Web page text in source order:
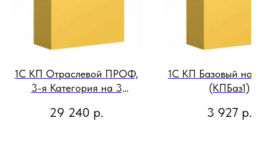
1С КП Отраслевой ПРОФ,
3-я Категория на 3
после перерыва
29 240 р.
1С КП Базовый на 1
(КПБаз1)
3 927 р.